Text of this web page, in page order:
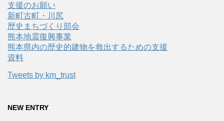
支援のお願い
新町古町・川尻
歴史まちづくり部会
熊本地震復興事業
熊本県内の歴史的建物を救出するための支援
資料
Tweets by km_trust
NEW ENTRY